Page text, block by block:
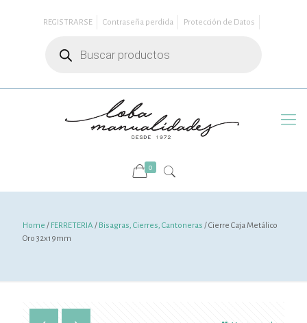
REGISTRARSE Contraseña perdida
Protección de Datos
productos
0
Home / FERRETERIA / Bisagras, Cierres, Cantoneras / Cierre Caja Metálico
Oro 32x19mm